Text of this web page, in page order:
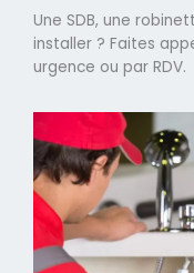
Une SDB, une
installer ? Faites
urgence ou par RDV.